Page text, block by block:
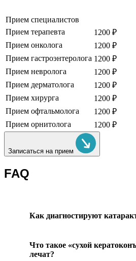
Прием специалистов
Прием терапевта
1200 ₽
Прием онколога
1200 ₽
Прием гастроэнтеролога 1200 ₽
Прием невролога
1200 ₽
Прием дерматолога
1200 ₽
Прием хирурга
1200 ₽
Прием офтальмолога
1200 ₽
Прием орнитолога
1200 ₽
Записаться на прием
FAQ
Как диагностируют
Что такое «сухой
лечат?